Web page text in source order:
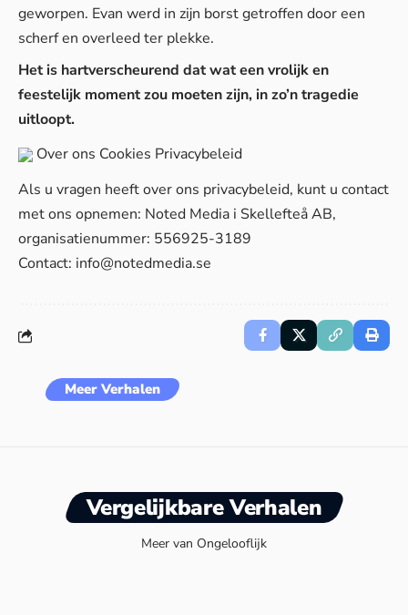
geworpen. Evan werd in zijn borst getroffen door een
scherf en overleed ter plekke.
Het is hartverscheurend dat wat een vrolijk en
feestelijk moment zou moeten zijn, in zo’n tragedie
uitloopt.
Over ons Cookies Privacybeleid
Als u vragen heeft over ons privacybeleid, kunt u contact
met ons opnemen: Noted Media i Skellefteå AB,
organisatienummer: 556925-3189
Contact: info@notedmedia.se
Meer Verhalen
Vergelijkbare Verhalen
Meer van Ongelooflijk